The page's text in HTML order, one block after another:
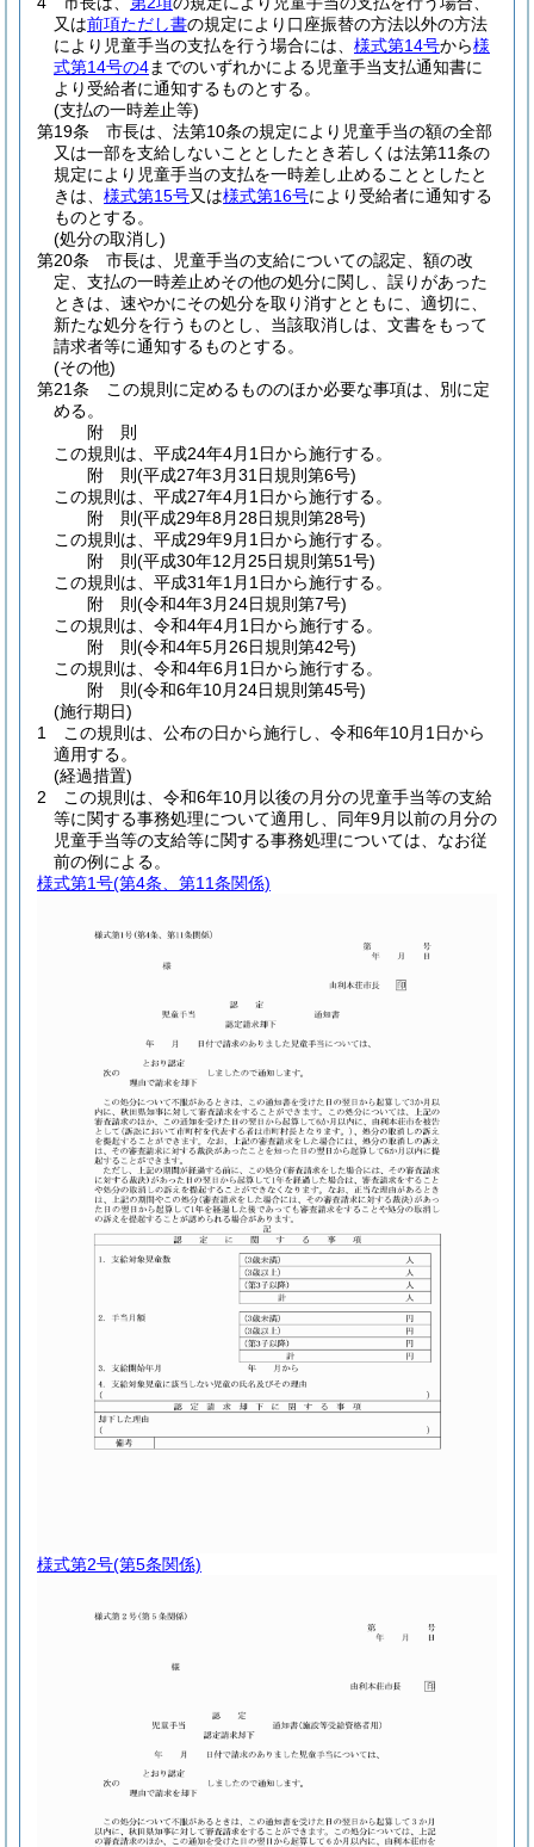
又は前項ただし書の規定により口座振替の方法以外の方法
により児童手当の支払を行う場合には、 様式第14号から様
式第14号の4までのいずれかによる児童手当支払通知書に
より受給者に通知するものとする。
(支払の一時差止等)
第19条
市長は、法第10条の規定により児童手当の額の全部
又は一部を支給しないこととしたとき若しくは法第11条の
規定により児童手当の支払を一時差し止めることとしたと
きは、 様式第15号又は様式第16号により受給者に通知する
ものとする。
(処分の取消し)
第20条
市長は、児童手当の支給についての認定、額の改
定、支払の一時差止めその他の処分に関し、誤りがあった
ときは、速やかにその処分を取り消すとともに、適切に、
新たな処分を行うものとし、当該取消しは、文書をもって
請求者等に通知するものとする。
(その他)
第21条
この規則に定めるもののほか必要な事項は、別に定
める。
附 則
この規則は、平成24年4月1日から施行する。
附 則(平成27年3月31日規則第6号)
この規則は、平成27年4月1日から施行する。
附 則(平成29年8月28日規則第28号)
この規則は、平成29年9月1日から施行する。
附 則(平成30年12月25日規則第51号)
この規則は、平成31年1月1日から施行する。
附 則(令和4年3月24日規則第7号)
この規則は、令和4年4月1日から施行する。
附 則(令和4年5月26日規則第42号)
この規則は、令和4年6月1日から施行する。
附 則(令和6年10月24日規則第45号)
(施行期日)
1
この規則は、公布の日から施行し、令和6年10月1日から
適用する。
(経過措置)
2
この規則は、令和6年10月以後の月分の児童手当等の支給
等に関する事務処理について適用し、同年9月以前の月分の
児童手当等の支給等に関する事務処理については、なお従
前の例による。
様式第1号(第4条、第11条関係)
様式第2号(第5条関係)